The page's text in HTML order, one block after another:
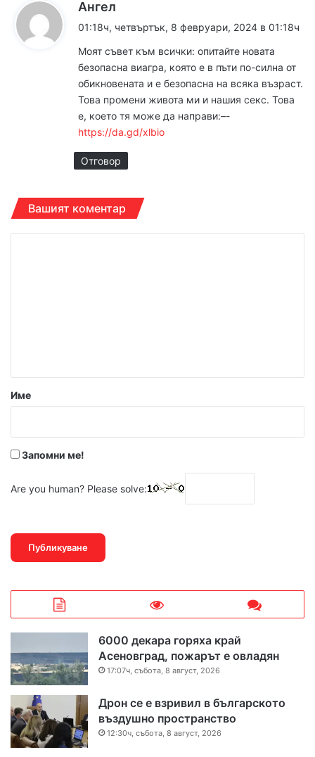
Ангел
а
:
01:18ч, четвъртък, 8 февруари, 2024 в 01:18ч
Моят съвет към всички: опитайте новата
безопасна виагра, която е в пъти по-силна от
обикновената и е безопасна на всяка възраст.
Това промени живота ми и нашия секс. Това
е, което тя може да направи:–-
https://da.gd/xlbio
Отговор
Вашият коментар
р
Име
Запомни ме!
Are you human? Please solve:
6000 декара горяха край
Асеновград, пожарът е овладян
17:07ч, събота, 8 август, 2026
Дрон се е взривил в българското
въздушно пространство
12:30ч, събота, 8 август, 2026